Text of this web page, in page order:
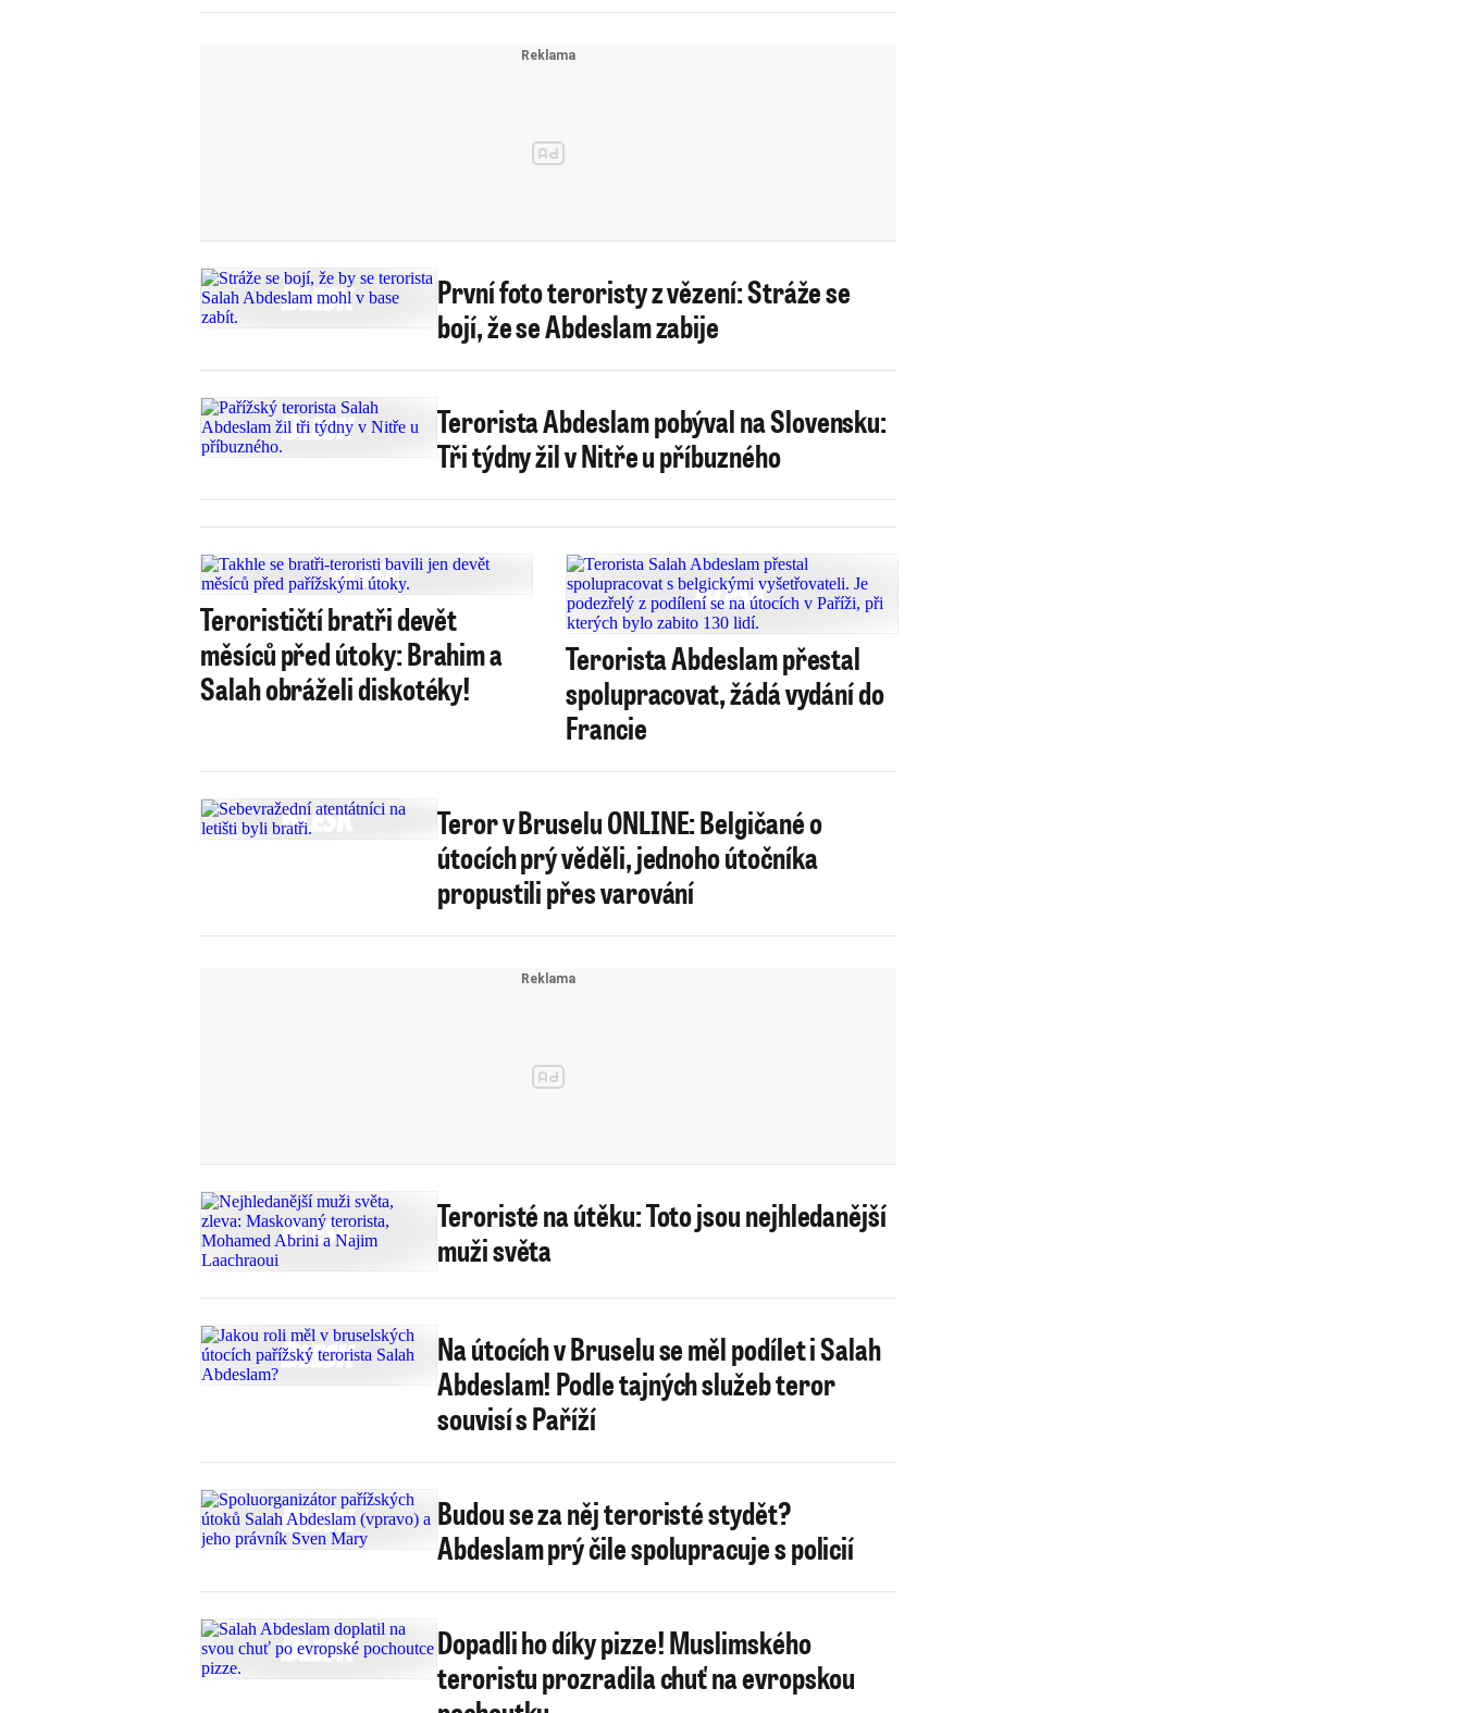
První foto teroristy z vězení: Stráže se
bojí, že se Abdeslam zabije
Terorista Abdeslam pobýval na Slovensku:
Tři týdny žil v Nitře u příbuzného
Terorističtí bratři devět
měsíců před útoky: Brahim a
Salah obráželi diskotéky!
Terorista Abdeslam přestal
spolupracovat, žádá vydání do
Francie
Teror v Bruselu ONLINE: Belgičané o
útocích prý věděli, jednoho útočníka
propustili přes varování
Teroristé na útěku: Toto jsou nejhledanější
muži světa
Na útocích v Bruselu se měl podílet i Salah
Abdeslam! Podle tajných služeb teror
souvisí s Paříží
Budou se za něj teroristé stydět?
Abdeslam prý čile spolupracuje s policií
Dopadli ho díky pizze! Muslimského
teroristu prozradila chuť na evropskou